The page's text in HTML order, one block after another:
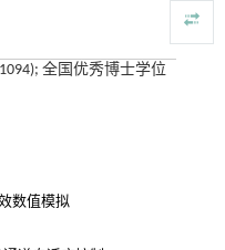
全国优秀博士学位